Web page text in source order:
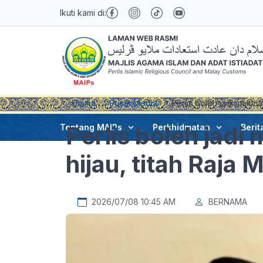
Ikuti kami di:
Tentang MAIPs Perkhidmatan
Utama Pusat Media Perlis boleh jadi
Perlis boleh jadi
hijau, titah Raja
2026/07/08 10:45 AM BERNAMA